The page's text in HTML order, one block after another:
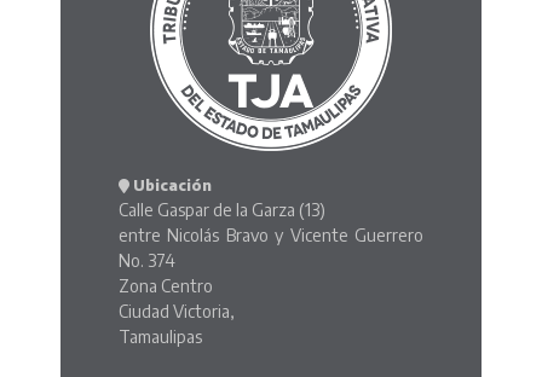
Ubicación
Calle Gaspar de la Garza (13)
entre Nicolás Bravo y Vicente Guerrero
No. 374
Zona Centro
Ciudad Victoria,
Tamaulipas